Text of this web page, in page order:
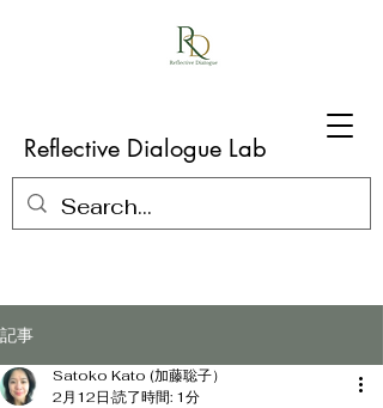
Reflective Dialogue Lab
記事
Satoko Kato (加藤聡子）
2月12日 読了時間: 1分